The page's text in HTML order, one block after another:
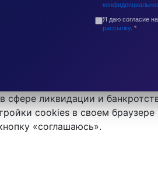
Я даю согласие
рассылку. *
сфере ликвидации и
cookies в своем
«соглашаюсь».